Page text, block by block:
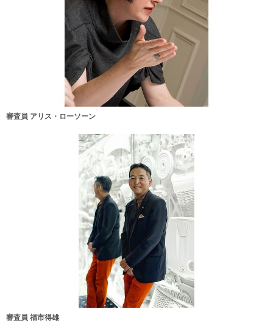
審査員 アリス・ローソーン
審査員 福市得雄